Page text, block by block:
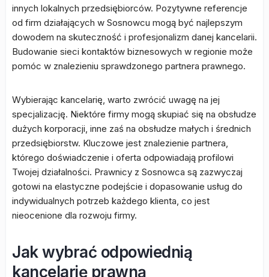
innych lokalnych przedsiębiorców. Pozytywne referencje
od firm działających w Sosnowcu mogą być najlepszym
dowodem na skuteczność i profesjonalizm danej kancelarii.
Budowanie sieci kontaktów biznesowych w regionie może
pomóc w znalezieniu sprawdzonego partnera prawnego.
Wybierając kancelarię, warto zwrócić uwagę na jej
specjalizację. Niektóre firmy mogą skupiać się na obsłudze
dużych korporacji, inne zaś na obsłudze małych i średnich
przedsiębiorstw. Kluczowe jest znalezienie partnera,
którego doświadczenie i oferta odpowiadają profilowi
Twojej działalności. Prawnicy z Sosnowca są zazwyczaj
gotowi na elastyczne podejście i dopasowanie usług do
indywidualnych potrzeb każdego klienta, co jest
nieocenione dla rozwoju firmy.
Jak wybrać odpowiednią
kancelarię prawną